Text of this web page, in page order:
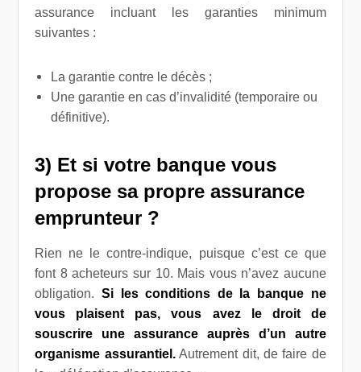
assurance incluant les garanties minimum
suivantes :
La garantie contre le décès ;
Une garantie en cas d’invalidité (temporaire ou
définitive).
3) Et si votre banque vous
propose sa propre assurance
emprunteur ?
Rien ne le contre-indique, puisque c’est ce que
font 8 acheteurs sur 10. Mais vous n’avez aucune
obligation.Si les conditions de la banque ne
vous plaisent pas, vous avez le droit de
souscrire une assurance auprès d’un autre
organisme assurantiel.Autrement dit, de faire de